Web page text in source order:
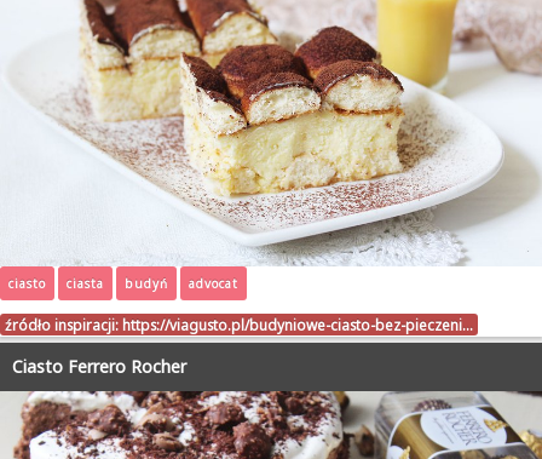
ciasto ciasta budyń advocat
źródło inspiracji: https://viagusto.pl/budyniowe-ciasto-bez-pieczeni…
Ciasto Ferrero Rocher